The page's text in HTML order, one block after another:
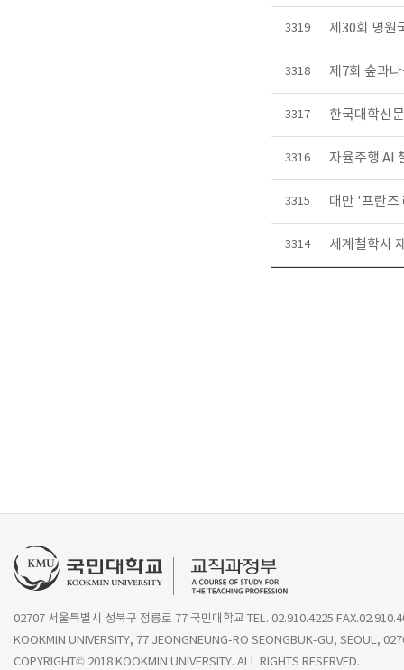
3319 제30회 명원
3318 제7회 숲과
3317 한국대학신
3316 자율주행 AI
3315 대만 '프란즈
3314 세계철학사
02707 서울특별시 성북구 정릉로 77 국민대학교 TEL. 02.910.4225
KOOKMIN UNIVERSITY, 77 JEONGNEUNG-RO SEONGBUK-GU, SEOUL,
COPYRIGHT© 2018 KOOKMIN UNIVERSITY. ALL RIGHTS RESERVED.